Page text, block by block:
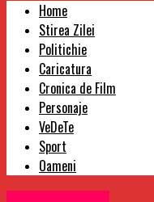
Home
Stirea Zilei
Politichie
Caricatura
Cronica de Film
Personaje
VeDeTe
Sport
Oameni